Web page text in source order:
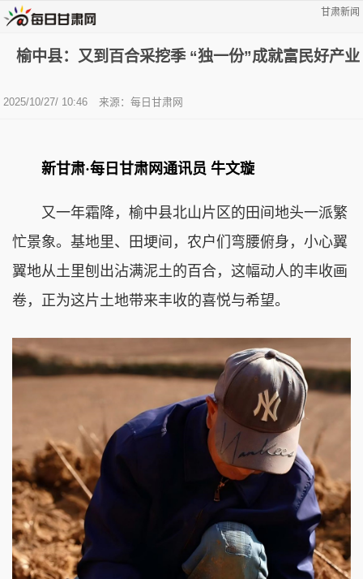
甘肃新闻
榆中县：又到百合采挖季 “独一份”成就富民好产业
2025/10/27/ 10:46 来源：每日甘肃网
新甘肃·每日甘肃网通讯员 牛文璇
又一年霜降，榆中县北山片区的田间地头一派繁
忙景象。基地里、田埂间，农户们弯腰俯身，小心翼
翼地从土里刨出沾满泥土的百合，这幅动人的丰收画
卷，正为这片土地带来丰收的喜悦与希望。